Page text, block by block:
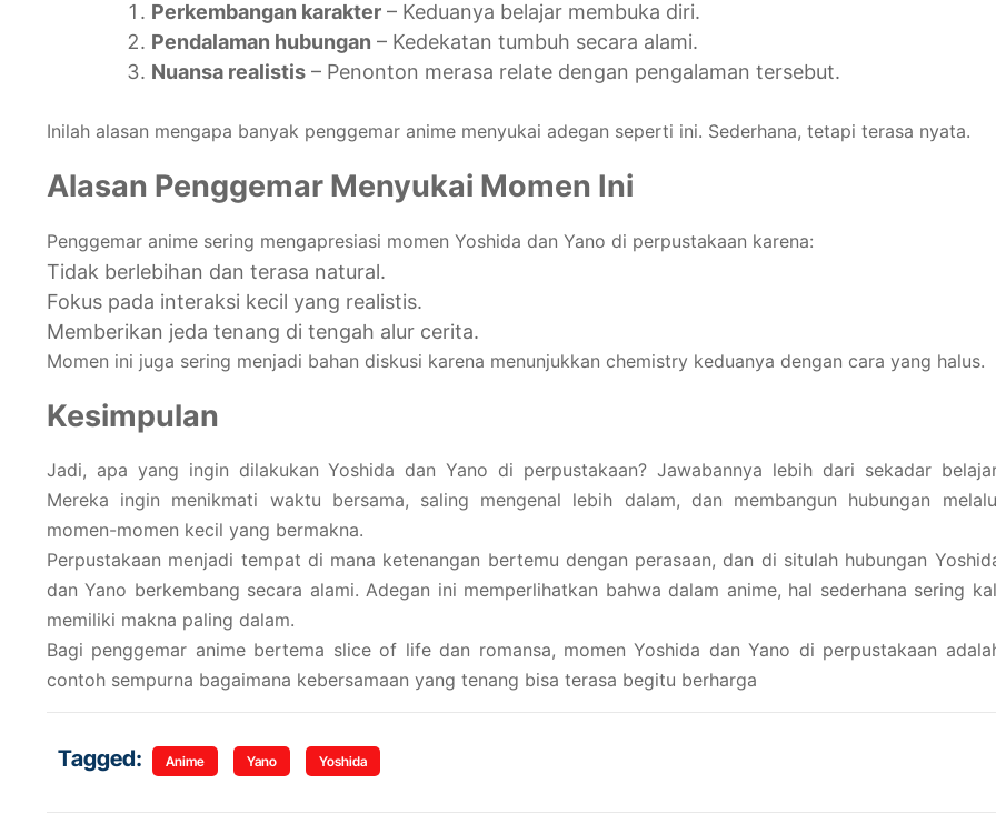
Perkembangan karakter – Keduanya belajar membuka diri.
Pendalaman hubungan – Kedekatan tumbuh secara alami.
Nuansa realistis – Penonton merasa relate dengan pengalaman tersebut.
Inilah alasan mengapa banyak penggemar anime menyukai adegan seperti ini. Sederhana, tetapi terasa nyata.
Alasan Penggemar Menyukai Momen Ini
Penggemar anime sering mengapresiasi momen Yoshida dan Yano di perpustakaan karena:
Tidak berlebihan dan terasa natural.
Fokus pada interaksi kecil yang realistis.
Memberikan jeda tenang di tengah alur cerita.
Momen ini juga sering menjadi bahan diskusi karena menunjukkan chemistry keduanya dengan cara yang halus.
Kesimpulan
Jadi, apa yang ingin dilakukan Yoshida dan Yano di perpustakaan? Jawabannya lebih dari sekadar
Mereka ingin menikmati waktu bersama, saling mengenal lebih dalam, dan membangun hubungan
momen-momen kecil yang bermakna.
Perpustakaan menjadi tempat di mana ketenangan bertemu dengan perasaan, dan di situlah hubungan
dan Yano berkembang secara alami. Adegan ini memperlihatkan bahwa dalam anime, hal sederhana sering
memiliki makna paling dalam.
Bagi penggemar anime bertema slice of life dan romansa, momen Yoshida dan Yano di perpustakaan
contoh sempurna bagaimana kebersamaan yang tenang bisa terasa begitu berharga
Tagged: Anime Yano Yoshida